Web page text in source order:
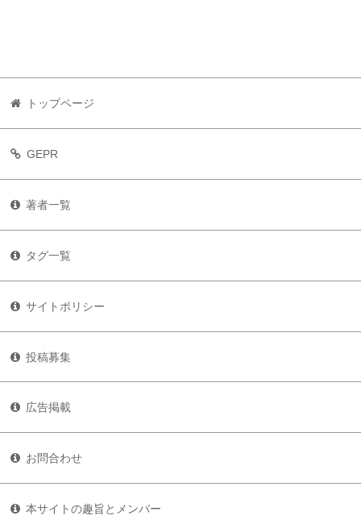
トップページ
GEPR
著者一覧
タグ一覧
サイトポリシー
投稿募集
広告掲載
お問合わせ
本サイトの趣旨とメンバー